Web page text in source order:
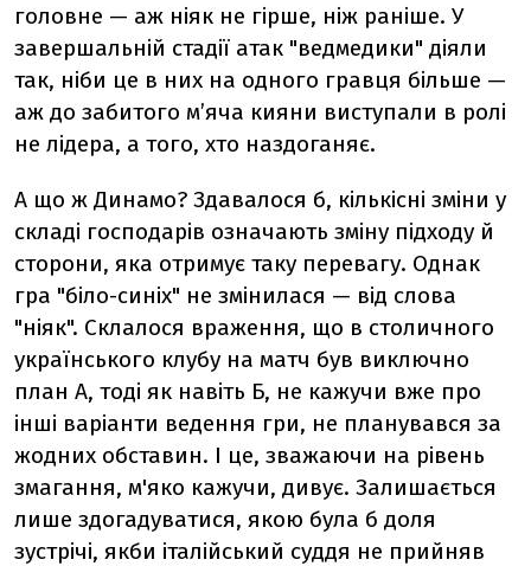
головне — аж ніяк не гірше, ніж раніше. У
завершальній стадії атак "ведмедики" діяли
так, ніби це в них на одного гравця більше —
аж до забитого м’яча кияни виступали в ролі
не лідера, а того, хто наздоганяє.
А що ж Динамо? Здавалося б, кількісні зміни у
складі господарів означають зміну підходу й
сторони, яка отримує таку перевагу. Однак
гра "біло-синіх" не змінилася — від слова
"ніяк". Склалося враження, що в столичного
українського клубу на матч був виключно
план А, тоді як навіть Б, не кажучи вже про
інші варіанти ведення гри, не планувався за
жодних обставин. І це, зважаючи на рівень
змагання, м'яко кажучи, дивує. Залишається
лише здогадуватися, якою була б доля
зустрічі, якби італійський суддя не прийняв